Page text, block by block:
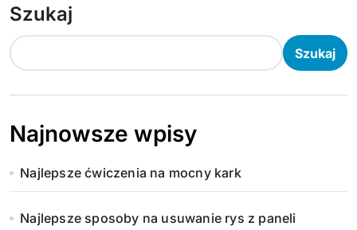
Szukaj
Szukaj
Najnowsze wpisy
Najlepsze ćwiczenia na mocny kark
Najlepsze sposoby na usuwanie rys z paneli